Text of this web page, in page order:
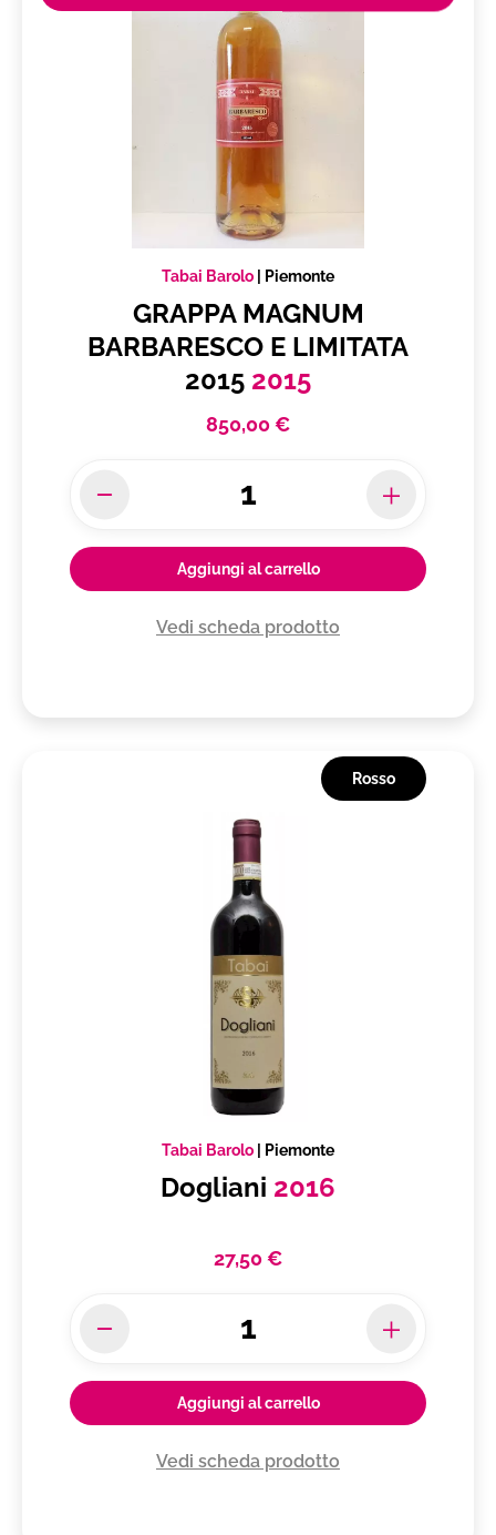
Tabai Barolo Piemonte
GRAPPA MAGNUM
BARBARESCO E LIMITATA
2015 2015
850,00 €
Aggiungi al carrello
Vedi scheda prodotto
Rosso
Tabai Barolo Piemonte
Dogliani 2016
27,50 €
Aggiungi al carrello
Vedi scheda prodotto
Vuoi ricevere i tuoi prodotti in
Subtotale 0,00 €
Totale 0.00€